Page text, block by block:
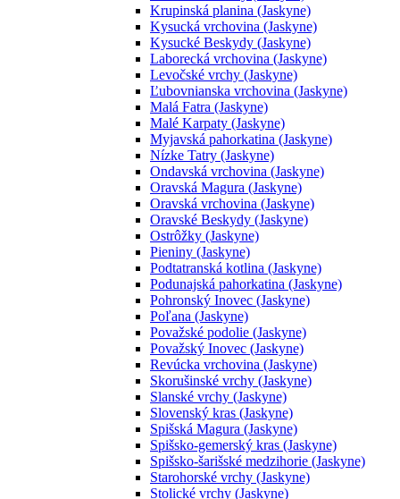
Krupinská planina (Jaskyne)
Kysucká vrchovina (Jaskyne)
Kysucké Beskydy (Jaskyne)
Laborecká vrchovina (Jaskyne)
Levočské vrchy (Jaskyne)
Ľubovnianska vrchovina (Jaskyne)
Malá Fatra (Jaskyne)
Malé Karpaty (Jaskyne)
Myjavská pahorkatina (Jaskyne)
Nízke Tatry (Jaskyne)
Ondavská vrchovina (Jaskyne)
Oravská Magura (Jaskyne)
Oravská vrchovina (Jaskyne)
Oravské Beskydy (Jaskyne)
Ostrôžky (Jaskyne)
Pieniny (Jaskyne)
Podtatranská kotlina (Jaskyne)
Podunajská pahorkatina (Jaskyne)
Pohronský Inovec (Jaskyne)
Poľana (Jaskyne)
Považské podolie (Jaskyne)
Považský Inovec (Jaskyne)
Revúcka vrchovina (Jaskyne)
Skorušinské vrchy (Jaskyne)
Slanské vrchy (Jaskyne)
Slovenský kras (Jaskyne)
Spišská Magura (Jaskyne)
Spišsko-gemerský kras (Jaskyne)
Spišsko-šarišské medzihorie (Jaskyne)
Starohorské vrchy (Jaskyne)
Stolické vrchy (Jaskyne)